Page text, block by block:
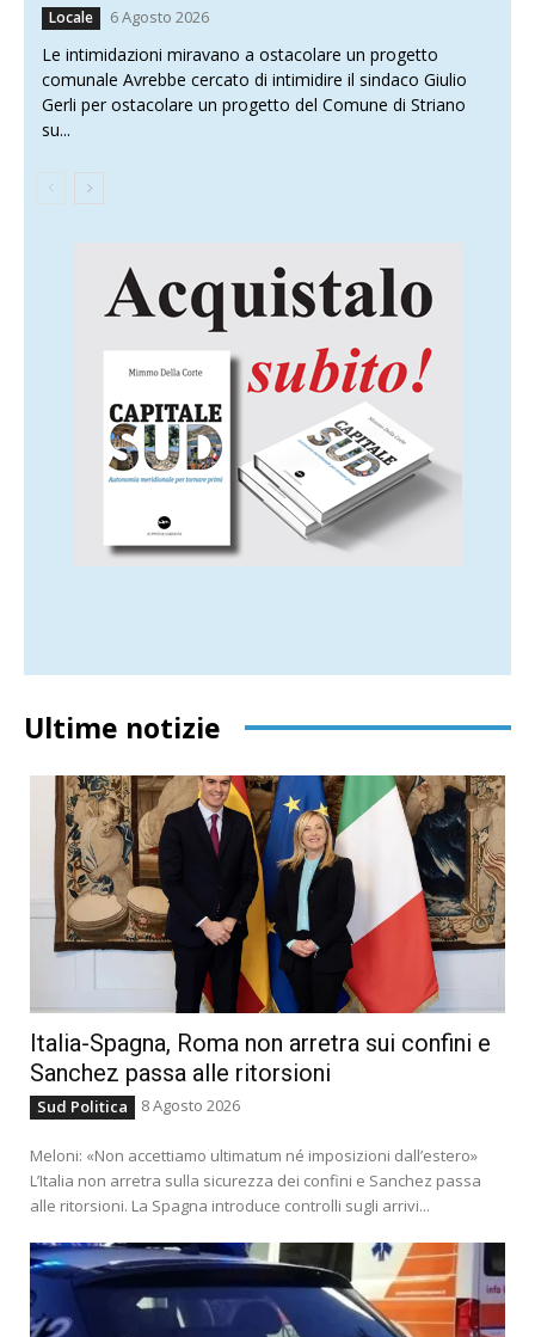
Locale 6 Agosto 2026
Le intimidazioni miravano a ostacolare un progetto
comunale Avrebbe cercato di intimidire il sindaco Giulio
Gerli per ostacolare un progetto del Comune di Striano
su...
Ultime notizie
Italia-Spagna, Roma non arretra sui confini e
Sanchez passa alle ritorsioni
Sud Politica 8 Agosto 2026
Meloni: «Non accettiamo ultimatum né imposizioni dall’estero»
L’Italia non arretra sulla sicurezza dei confini e Sanchez passa
alle ritorsioni. La Spagna introduce controlli sugli arrivi...